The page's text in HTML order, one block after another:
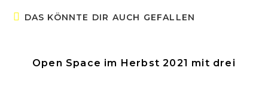
DAS KÖNNTE DIR AUCH GEFALLEN
Open Space im Herbst 2021 mit drei